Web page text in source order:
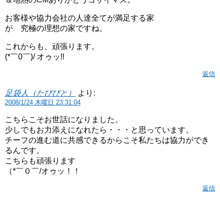
お客様や協力会社の人達全てが満足する家
が 究極の理想の家ですね。
これからも、頑張ります。
(*￣0￣)/ オゥッ!!
返信
足袋人（たびびと） より:
2008/1/24 木曜日 23:31:04
こちらこそお世話になりました。
少しでもお力添えになれたら・・・と思っています。
チーフの進む道に共感できるからこそ私たちは協力ができ
るんです。
こちらも頑張ります
（*￣０￣/オゥッ！！
返信